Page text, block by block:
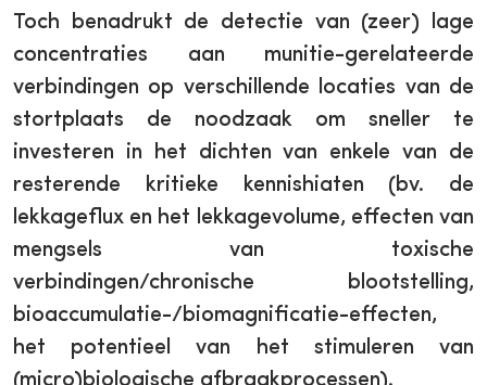
Toch benadrukt de detectie van (zeer) lage
concentraties aan munitie-gerelateerde
verbindingen op verschillende locaties van de
stortplaats de noodzaak om sneller te
investeren in het dichten van enkele van de
resterende kritieke kennishiaten (bv. de
lekkageflux en het lekkagevolume, effecten van
mengsels van toxische
verbindingen/chronische blootstelling,
bioaccumulatie-/biomagnificatie-effecten,
het potentieel van het stimuleren van